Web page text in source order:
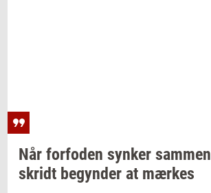
Når for­fo­den syn­ker sam­men
skridt be­gyn­der at mær­kes